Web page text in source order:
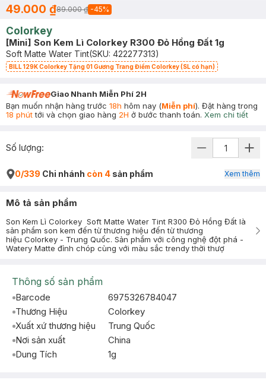
49.000 ₫89.000 ₫ -45%
Colorkey
[Mini] Son Kem Lì Colorkey R300 Đỏ Hồng Đất 1g
Soft Matte Water Tint(SKU: 422277313)
BILL 129K Colorkey Tặng 01 Gương Trang Điểm Colorkey (SL có hạn)
Giao Nhanh Miễn Phí 2H
Bạn muốn nhận hàng trước 18h hôm nay (Miễn phí). Đặt hàng trong
18 phúttới và chọn giao hàng 2H ở bước thanh toán. Xem chi tiết
Số lượng:
0/339 Chi nhánh còn 4 sản phẩm Xem thêm
Mô tả sản phẩm
Son Kem Lì Colorkey Soft Matte Water Tint R300 Đỏ Hồng Đất là
sản phẩm son kem đến từ thương hiệu đến từ thương
hiệu Colorkey - Trung Quốc. Sản phẩm với công nghệ đột phá -
Watery Matte đỉnh chóp cùng với màu sắc trendy thời thượ
Thông số sản phẩm
Barcode
6975326784047
Thương Hiệu
Colorkey
Xuất xứ thương hiệu
Trung Quốc
Nơi sản xuất
China
Dung Tích
1g